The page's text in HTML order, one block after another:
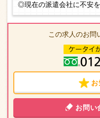
◎現在の派遣会社に不安
この求人のお問
お
お問い